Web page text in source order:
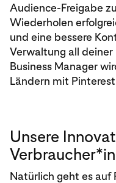
Audience-Freigabe
Wiederholen
und eine bessere
Verwaltung all
Business Manager
Ländern mit
Unsere
Natürlich geht es auf